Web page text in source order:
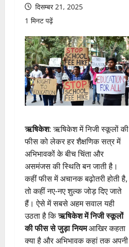
दिसम्बर 21, 2025
1 मिनट पढ़ें
ऋषिकेश: ऋषिकेश में निजी स्कूलों की
फीस को लेकर हर शैक्षणिक सत्र में
अभिभावकों के बीच चिंता और
असमंजस की स्थिति बन जाती है।
कहीं फीस में अचानक बढ़ोतरी होती है,
तो कहीं नए-नए शुल्क जोड़ दिए जाते
हैं। ऐसे में सबसे अहम सवाल यही
उठता है किऋषिकेश में निजी स्कूलों
की फीस से जुड़ा नियमआखिर कहता
क्या है और अभिभावक कहां तक अपनी